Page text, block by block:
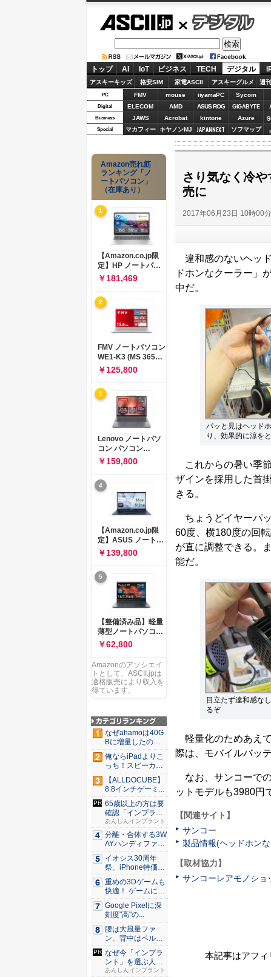
デジタル
トップ AI IoT ビジネス TECH デジタル
アスキーキッズ 格安SIM 家電ASCII アスキーグルメ 週
PC FMV mouse iiyamaPC Sycom
Digital ELECOM AMD ASUS ROG GIGABYTE
Business JAWS Acrobat kintone Azure
Special マカフィー キヤノンMJ JAPANNEXT ソフマップ
さり気なく冷
売に
2017年06月23日 10時00
違和感のないヘッ
ドホンなクーラー」
中だ。
パッと見はヘッド
り、効果的に涼を
これからの暑い季
ザインを採用した首
きる。
ちょうどイヤーパ
60度、横180度の回
が直に調整できる。
能だ。
目立たず違和感な
るぞ
軽量化のためあえ
際は、モバイルバッ
なお、サンコーで
ットモデルも3980円
【関連サイト】
サンコー
製品情報(ヘッドホン
【取材協力】
サンコーレアモノショ
本記事はアフ
Amazon売れ筋
ランキング「ノ
ートパソコン」
（在庫あり）
1
【Amazon.co.jp限
定】HP ノートパソ
コン 15-fd 15.6イン
チ インテル Core 5
120U メモリ16GB
SSD512GB
Windows 11
Microsoft Office
2024搭載 WPS
Office搭載 カメラシ
ャッター 指紋認証 薄
型 Copilotキー搭載
ナチュラルシルバー
￥181,469
2
FMV ノートパソコン
WE1-K3 (MS 365
Personal/Copilotキ
ー搭載/Win 11/15.6
型/Core
i5/16GB/SSD
512GB/ホワイト)
FMVWK3E15W_AZ
￥125,800
3
Lenovo ノートパソ
コン パソコン
IdeaPad Slim 3 14.0
インチ AMD
Ryzen™ 5 8640HS
メモリ16GB
SSD512GB
Microsoft 365 試用
版 Windows11 バッ
テリー駆動12.6時間
重量1.39kg ルナグレ
ー 83K9003JJP ノー
トPC
￥159,800
4
【Amazon.co.jp限
定】ASUS ノートパ
ソコン Vivobook 15
M1502NAQ 15.6イ
ンチ AMD Ryzen 7
170 メモリ16GB
SSD 512GB
Microsoft 365
Personal (24か月版)
搭載 Windows 11 重
量1.7kg Wi-Fi 6E ク
ワイエットブルー
M1502NAQ-
￥139,800
5
【整備済み品】軽量
薄型ノートパソコン
dynabook G83 ■
13.3型
FHD(1920x1080) -
高性能第11世代Core
i5-1135G7 - メモリ
16GB - SSD 256GB
USB Type-C - MS
Office 2021 - Win11
搭載
￥62,800
Amazonのアソシエイ
トとして、ASCII.jpは
適格販売により収入を
得ています。
なぜahamoは40G
Bに増量したの
か ...
俺ならiPadよりこ
っち！スピーカー
9個...
【ALLDOCUBE】
8.8インチゲーミ...
65歳以上の方は要
確認「インプラン
トは保...
あんしんインプラント
分離・合体する3W
AYハンディファ
ン。置...
イオシス30周年
祭、iPhone特価品
を...
重めの3Dゲームも
快適！ ゲームに強
いH...
Google Pixelに深
刻度"高"の...
腰は大風量ファ
ン、背中はペルチ
ェ冷却。ダ...
なぜ今「インプラ
ント」を選ぶ人が
急増中？...
あんしんインプラント